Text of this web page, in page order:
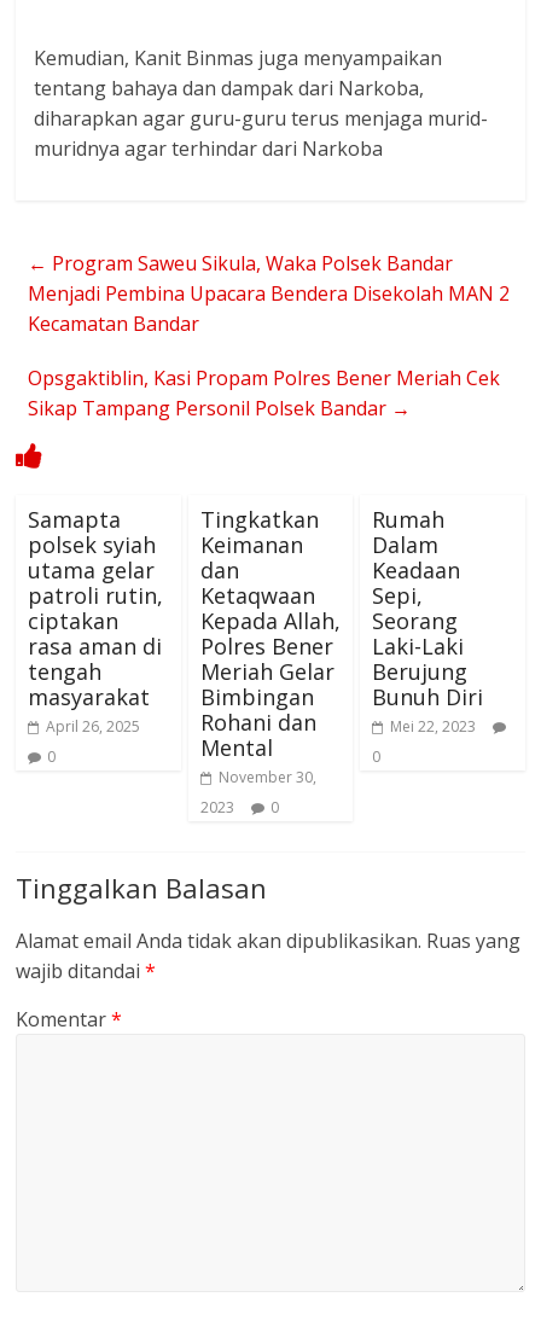
Kemudian, Kanit Binmas juga menyampaikan
tentang bahaya dan dampak dari Narkoba,
diharapkan agar guru-guru terus menjaga murid-
muridnya agar terhindar dari Narkoba
← Program Saweu Sikula, Waka Polsek Bandar
Menjadi Pembina Upacara Bendera Disekolah MAN 2
Kecamatan Bandar
Opsgaktiblin, Kasi Propam Polres Bener Meriah Cek
Sikap Tampang Personil Polsek Bandar →
Samapta
polsek syiah
utama gelar
patroli rutin,
ciptakan
rasa aman di
tengah
masyarakat
April 26, 2025
0
Tingkatkan
Keimanan
dan
Ketaqwaan
Kepada Allah,
Polres Bener
Meriah Gelar
Bimbingan
Rohani dan
Mental
November 30,
2023
0
Rumah
Dalam
Keadaan
Sepi,
Seorang
Laki-Laki
Berujung
Bunuh Diri
Mei 22, 2023
0
Tinggalkan Balasan
Alamat email Anda tidak akan dipublikasikan. Ruas yang
wajib ditandai*
Komentar*